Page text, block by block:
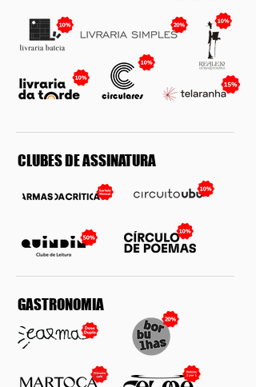
20%
CLUBES DE ASSINATURA
GASTRONOMIA